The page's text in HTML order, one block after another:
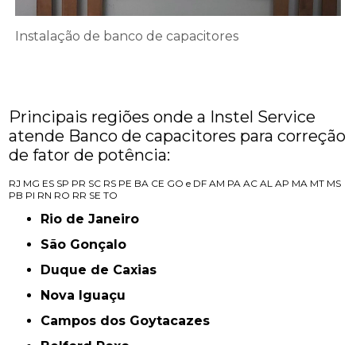
Instalação de banco de capacitores
Principais regiões onde a Instel Service
atende Banco de capacitores para correção
de fator de potência:
RJ MG ES SP PR SC RS PE BA CE GO e DF AM PA AC AL AP MA MT MS
PB PI RN RO RR SE TO
Rio de Janeiro
São Gonçalo
Duque de Caxias
Nova Iguaçu
Campos dos Goytacazes